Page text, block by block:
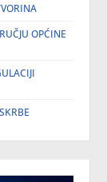
OPĆINE